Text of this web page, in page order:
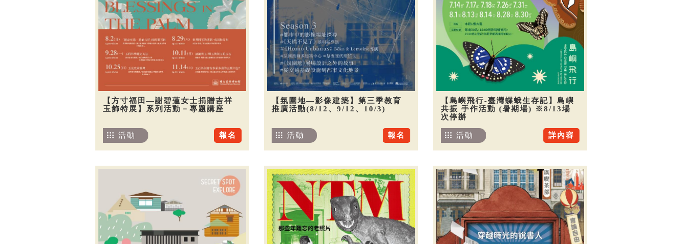
【方寸福田—謝碧蓮女士捐贈吉祥
玉飾特展】系列活動－專題講座
報名
活動
【氛圍地—影像建築】第三季教育
推廣活動(8/12、9/12、10/3)
報名
活動
【島嶼飛行-臺灣蝶蛾生存記】島嶼
共振 手作活動 (暑期場) ※8/13場
次停辦
詳內容
活動